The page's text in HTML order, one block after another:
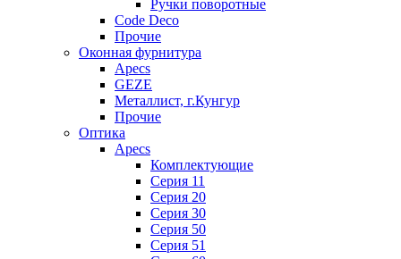
Ручки поворотные
Code Deco
Прочие
Оконная фурнитура
Apecs
GEZE
Металлист, г.Кунгур
Прочие
Оптика
Apecs
Комплектующие
Серия 11
Серия 20
Серия 30
Серия 50
Серия 51